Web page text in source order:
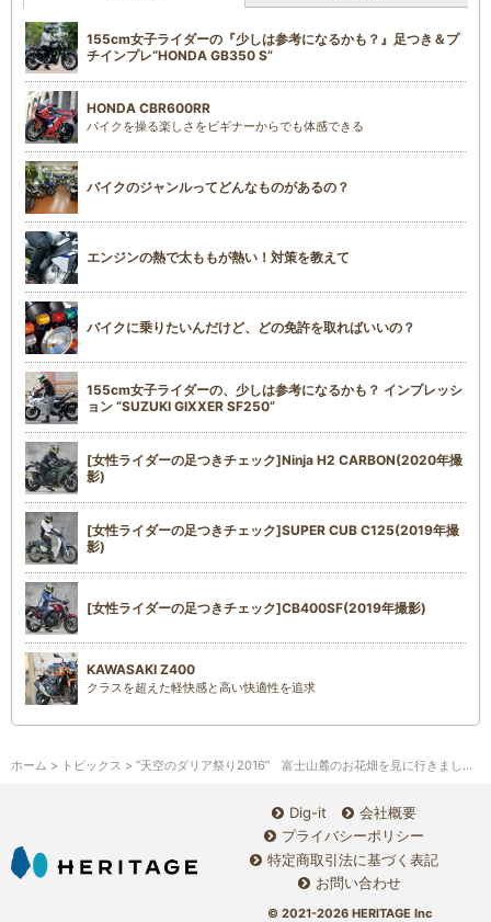
155cm女子ライダーの『少しは参考になるかも？』足つき＆プ
チインプレ“HONDA GB350 S”
HONDA CBR600RR
バイクを操る楽しさをビギナーからでも体感できる
バイクのジャンルってどんなものがあるの？
エンジンの熱で太ももが熱い！対策を教えて
バイクに乗りたいんだけど、どの免許を取ればいいの？
155cm女子ライダーの、少しは参考になるかも？ インプレッシ
ョン “SUZUKI GIXXER SF250”
[女性ライダーの足つきチェック]Ninja H2 CARBON(2020年撮
影)
[女性ライダーの足つきチェック]SUPER CUB C125(2019年撮
影)
[女性ライダーの足つきチェック]CB400SF(2019年撮影)
KAWASAKI Z400
クラスを超えた軽快感と高い快適性を追求
ホーム > トピックス > “天空のダリア祭り2016” 富士山麓のお花畑を見に行きましょう！
Dig-it
会社概要
プライバシーポリシー
特定商取引法に基づく表記
お問い合わせ
© 2021-2026 HERITAGE Inc